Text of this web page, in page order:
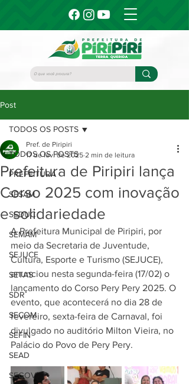
Post
TODOS OS POSTS
PREFEITURA
SESAM
SEDUC
SEMAM
SEJUCE
SETAS
SDR
SECOM
SEFIN
SEAD
SEGOV
TODOS OS POSTS
Prefeitura de Piripiri lança
Corso 2025 com inovação
e solidariedade
Pref. de Piripiri
17 de fev. de 2025 2 min de leitura
A Prefeitura Municipal de Piripiri, por
meio da Secretaria de Juventude,
Cultura, Esporte e Turismo (SEJUCE),
anunciou nesta segunda-feira (17/02) o
lançamento do Corso Pery Pery 2025. O
evento, que acontecerá no dia 28 de
fevereiro, sexta-feira de Carnaval, foi
divulgado no auditório Milton Vieira, no
Palácio do Povo de Pery Pery.